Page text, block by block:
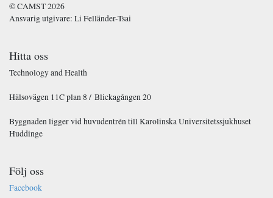
© CAMST 2026
Ansvarig utgivare: Li Felländer-Tsai
Hitta oss
Technology and Health
Hälsovägen 11C plan 8 / Blickagången 20
Byggnaden ligger vid huvudentrén till Karolinska Universitetssjukhuset
Huddinge
Följ oss
Facebook